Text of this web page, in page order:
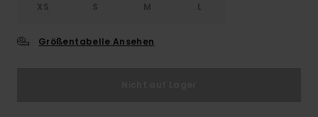
XS S M L
Größentabelle Ansehen